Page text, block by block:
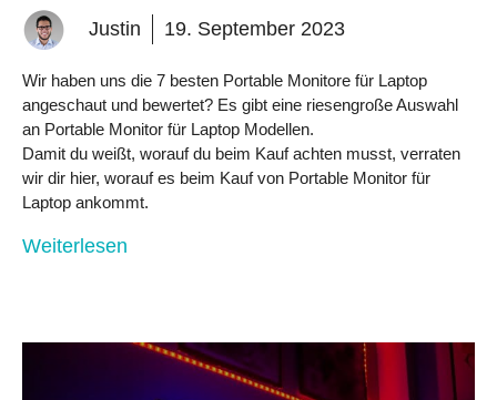
Justin 19. September 2023
Wir haben uns die 7 besten Portable Monitore für Laptop
angeschaut und bewertet? Es gibt eine riesengroße Auswahl
an Portable Monitor für Laptop Modellen.
Damit du weißt, worauf du beim Kauf achten musst, verraten
wir dir hier, worauf es beim Kauf von Portable Monitor für
Laptop ankommt.
Weiterlesen